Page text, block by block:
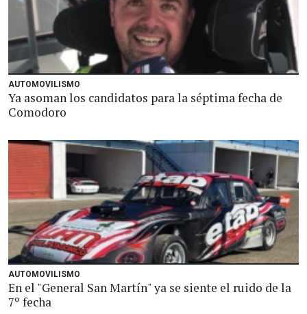
AUTOMOVILISMO
Ya asoman los candidatos para la séptima fecha de
Comodoro
AUTOMOVILISMO
En el "General San Martín" ya se siente el ruido de la
7º fecha